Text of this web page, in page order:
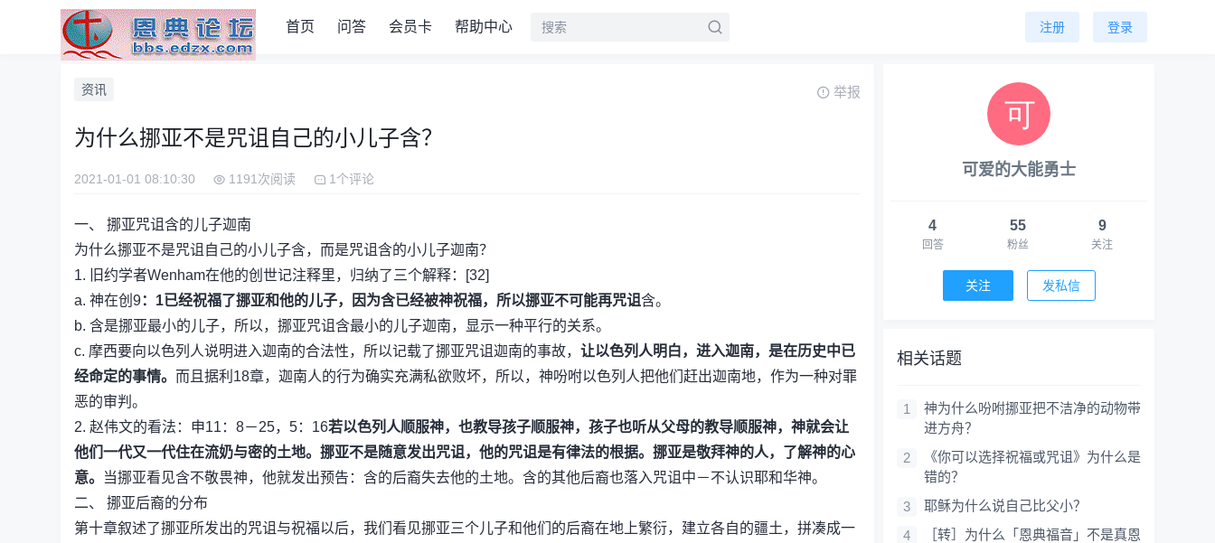
首页 问答 会员卡 帮助中心 注册 登录
资讯 举报
为什么挪亚不是咒诅自己的小儿子含？
2021-01-01 08:10:30 1191次阅读 1个评论
一、 挪亚咒诅含的儿子迦南
为什么挪亚不是咒诅自己的小儿子含，而是咒诅含的小儿子迦南？
1. 旧约学者Wenham在他的创世记注释里，归纳了三个解释：[32]
a. 神在创9：1已经祝福了挪亚和他的儿子，因为含已经被神祝福，所以挪亚不可能再咒诅含。
b. 含是挪亚最小的儿子，所以，挪亚咒诅含最小的儿子迦南，显示一种平行的关系。
c. 摩西要向以色列人说明进入迦南的合法性，所以记载了挪亚咒诅迦南的事故， 让以色列人明白，进入迦南，是在历史中已
经命定的事情。 而且据利18章，迦南人的行为确实充满私欲败坏，所以，神吩咐以色列人把他们赶出迦南地，作为一种对罪
恶的审判。
2. 赵伟文的看法：申11：8－25，5：16若以色列人顺服神，也教导孩子顺服神，孩子也听从父母的教导顺服神，神就会让
他们一代又一代住在流奶与密的土地。挪亚不是随意发出咒诅，他的咒诅是有律法的根据。挪亚是敬拜神的人，了解神的心
意。
当挪亚看见含不敬畏神，他就发出预告：含的后裔失去他的土地。含的其他后裔也落入咒诅中－不认识耶和华神。
二、 挪亚后裔的分布
第十章叙述了挪亚所发出的咒诅与祝福以后，我们看见挪亚三个儿子和他们的后裔在地上繁衍，建立各自的疆土，拼凑成一
可爱的大能勇士
4
回答
55
粉丝
9
关注
关注 发私信
相关话题
神为什么吩咐挪亚把不洁净的动物带
进方舟？
《你可以选择祝福或咒诅》为什么是
错的？
耶稣为什么说自己比父小？
［转］为什么「恩典福音」不是真恩